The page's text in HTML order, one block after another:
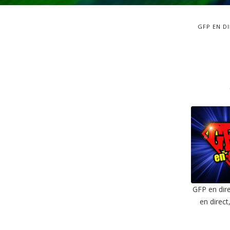
GFP EN
GFP en
en